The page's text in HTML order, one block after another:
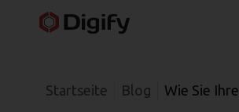
Startseite Blog
Wie Sie